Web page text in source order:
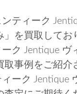
ティーク
を買取してお
ク Jentique ヴ
事例をご紹介
ーク Jentique